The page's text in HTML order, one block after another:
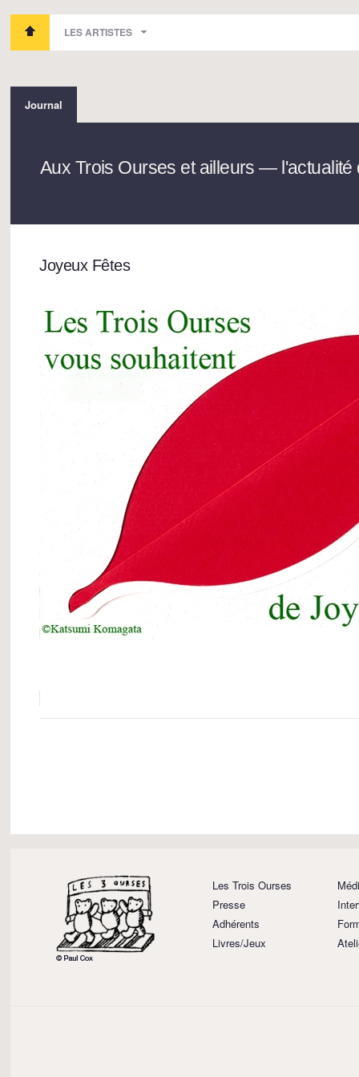
LES ARTISTES
Journal
Aux Trois Ourses et ailleurs —
Joyeux Fêtes
Les Trois Ourses
Presse
Adhérents
Livres/Jeux